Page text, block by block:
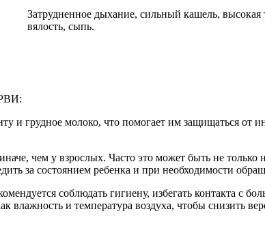
Затрудненное дыхание, сильный кашель, высокая
вялость, сыпь.
и грудное молоко, что помогает им защищаться
чем у взрослых. Часто это может быть не
за состоянием ребенка и при необходимости
соблюдать гигиену, избегать контакта с
и температура воздуха, чтобы снизить